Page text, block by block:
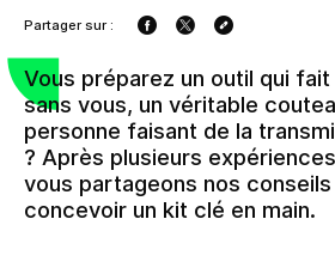
Partager sur :
Vous préparez un outil qui
sans vous, un véritable
personne faisant de la
? Après plusieurs
vous partageons nos
concevoir un kit clé en main.